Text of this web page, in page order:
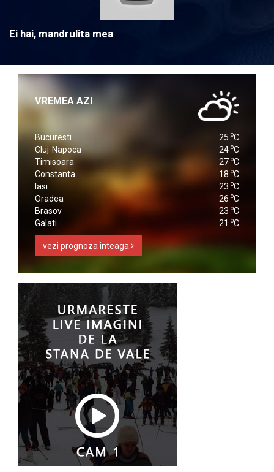
Ei hai, mandrulita mea
VREMEA AZI
Bucuresti 25 oC
Cluj-Napoca
24 oC
Timisoara
27 oC
Constanta
18 oC
Iasi
23 oC
Oradea
26 oC
Brasov
23 oC
Galati
21 oC
vezi prognoza inteaga